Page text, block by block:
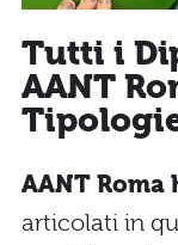
Tutti i
AANT
AANT Roma
articolati in